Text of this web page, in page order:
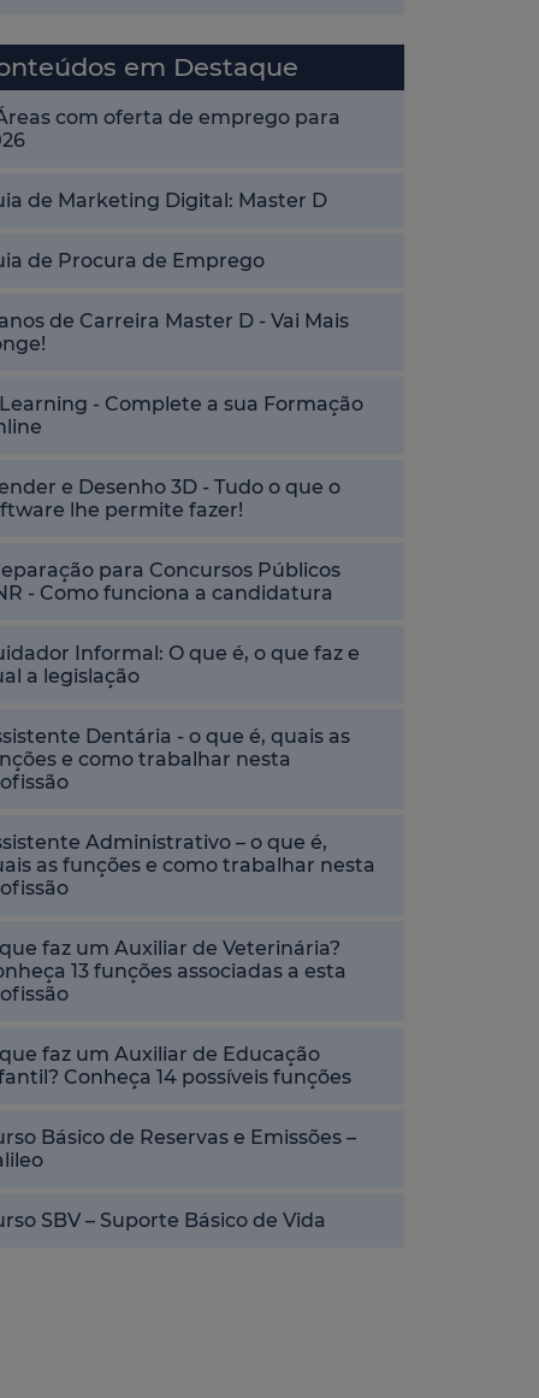
em Destaque
com oferta de emprego para
de Marketing Digital: Master D
de Procura de Emprego
de Carreira Master D - Vai Mais
- Complete a sua Formação
e Desenho 3D - Tudo o que o
lhe permite fazer!
para Concursos Públicos
- Como funciona a candidatura
Informal: O que é, o que faz e
a legislação
Dentária - o que é, quais as
e como trabalhar nesta
Administrativo – o que é,
as funções e como trabalhar nesta
faz um Auxiliar de Veterinária?
13 funções associadas a esta
faz um Auxiliar de Educação
Conheça 14 possíveis funções
Básico de Reservas e Emissões –
SBV – Suporte Básico de Vida